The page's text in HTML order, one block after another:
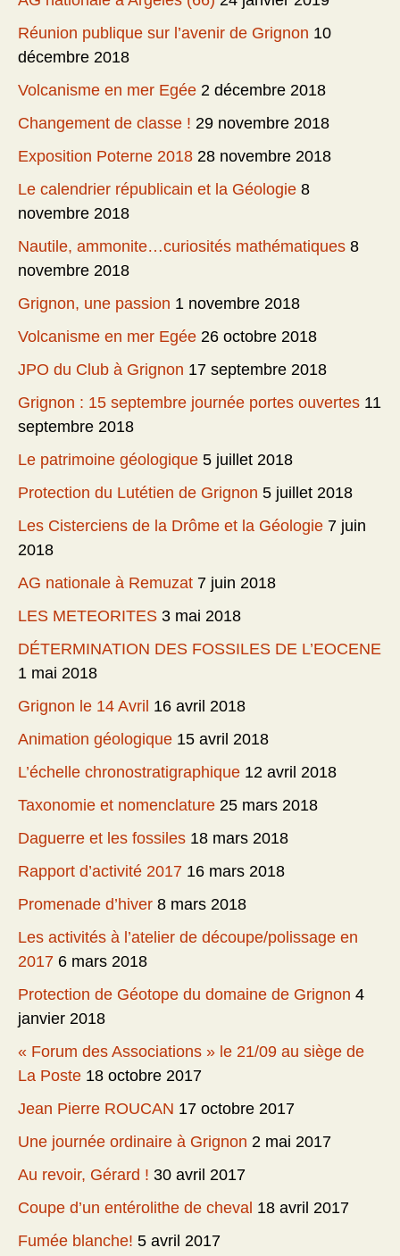
Réunion publique sur l’avenir de Grignon 10
décembre 2018
Volcanisme en mer Egée 2 décembre 2018
Changement de classe ! 29 novembre 2018
Exposition Poterne 2018 28 novembre 2018
Le calendrier républicain et la Géologie 8
novembre 2018
Nautile, ammonite…curiosités mathématiques 8
novembre 2018
Grignon, une passion 1 novembre 2018
Volcanisme en mer Egée 26 octobre 2018
JPO du Club à Grignon 17 septembre 2018
Grignon : 15 septembre journée portes ouvertes 11
septembre 2018
Le patrimoine géologique 5 juillet 2018
Protection du Lutétien de Grignon 5 juillet 2018
Les Cisterciens de la Drôme et la Géologie 7 juin
2018
AG nationale à Remuzat 7 juin 2018
LES METEORITES 3 mai 2018
DÉTERMINATION DES FOSSILES DE L’EOCENE
1 mai 2018
Grignon le 14 Avril 16 avril 2018
Animation géologique 15 avril 2018
L’échelle chronostratigraphique 12 avril 2018
Taxonomie et nomenclature 25 mars 2018
Daguerre et les fossiles 18 mars 2018
Rapport d’activité 2017 16 mars 2018
Promenade d’hiver 8 mars 2018
Les activités à l’atelier de découpe/polissage en
2017 6 mars 2018
Protection de Géotope du domaine de Grignon 4
janvier 2018
« Forum des Associations » le 21/09 au siège de
La Poste 18 octobre 2017
Jean Pierre ROUCAN 17 octobre 2017
Une journée ordinaire à Grignon 2 mai 2017
Au revoir, Gérard ! 30 avril 2017
Coupe d’un entérolithe de cheval 18 avril 2017
Fumée blanche! 5 avril 2017